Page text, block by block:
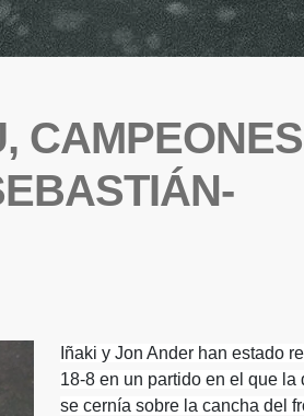
Iñaki y Jon Ander han estado
18-8 en un partido en el que la
se cernía sobre la cancha del